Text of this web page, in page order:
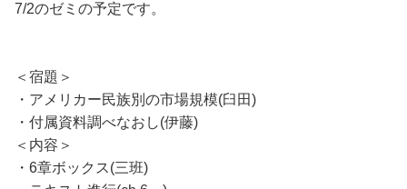
7/2のゼミの予定です。
＜宿題＞
・アメリカー民族別の市場規模(臼田)
・付属資料調べなおし(伊藤)
＜内容＞
・6章ボックス(三班)